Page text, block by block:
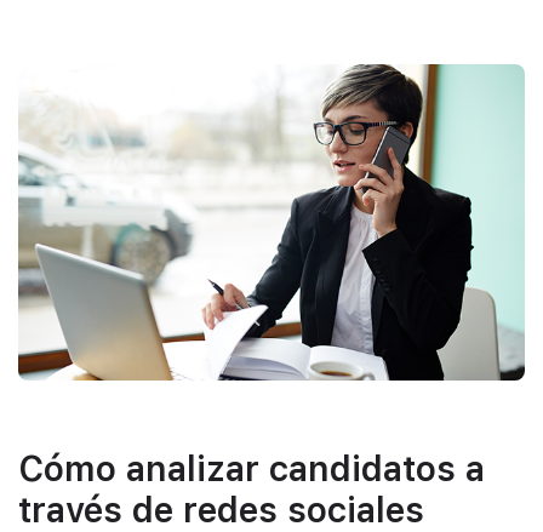
Cómo analizar candidatos a
través de redes sociales